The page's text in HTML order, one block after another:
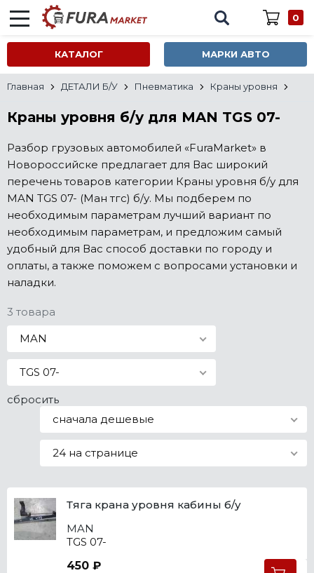
0
КАТАЛОГ МАРКИ АВТО
Все марки
Главная ДЕТАЛИ Б/У Пневматика Краны уровня
Краны уровня б/у для MAN TGS 07-
Разбор грузовых автомобилей «FuraMarket» в
Новороссийске предлагает для Вас широкий
перечень товаров категории Краны уровня б/у для
MAN TGS 07- (Ман тгс) б/у. Мы подберем по
необходимым параметрам лучший вариант по
необходимым параметрам, и предложим самый
удобный для Вас способ доставки по городу и
оплаты, а также поможем с вопросами установки и
наладки.
3 товара
MAN
TGS 07-
сбросить
сначала дешевые
24 на странице
Тяга крана уровня кабины б/у
MAN
TGS 07-
450 ₽